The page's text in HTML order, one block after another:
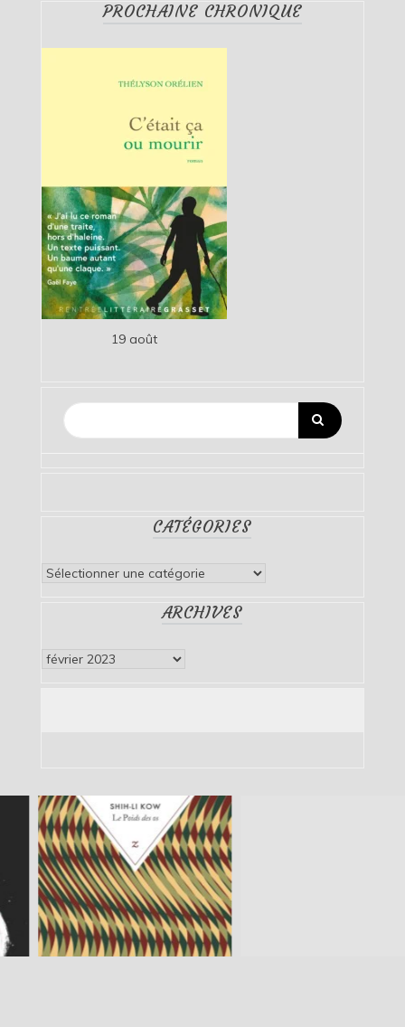
PROCHAINE CHRONIQUE
19 août
CATÉGORIES
Catégories
ARCHIVES
Archives